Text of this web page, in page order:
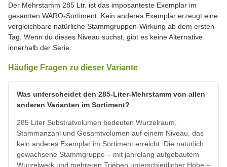
Der Mehrstamm 285 Ltr. ist das imposanteste Exemplar im
gesamten WARO-Sortiment. Kein anderes Exemplar erzeugt eine
vergleichbare natürliche Stammgruppen-Wirkung ab dem ersten
Tag. Wenn du dieses Niveau suchst, gibt es keine Alternative
innerhalb der Serie.
Häufige Fragen zu dieser Variante
Was unterscheidet den 285-Liter-Mehrstamm von allen
anderen Varianten im Sortiment?
285 Liter Substratvolumen bedeuten Wurzelraum,
Stammanzahl und Gesamtvolumen auf einem Niveau, das
kein anderes Exemplar im Sortiment erreicht. Die natürlich
gewachsene Stammgruppe – mit jahrelang aufgebautem
Wurzelwerk und mehreren Trieben unterschiedlicher Höhe –